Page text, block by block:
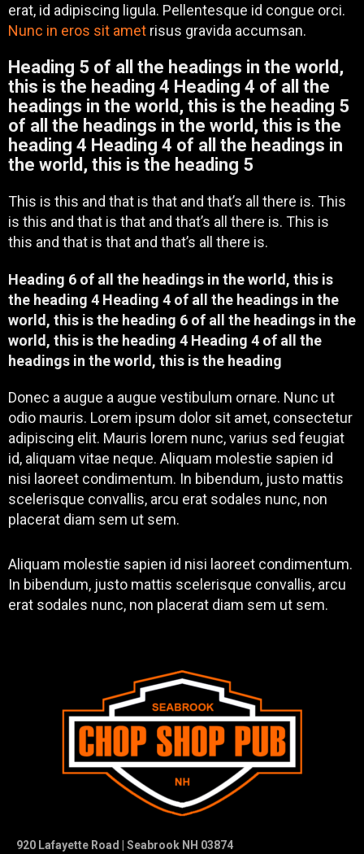
erat, id adipiscing ligula. Pellentesque id congue orci.
Nunc in eros sit amet risus gravida accumsan.
Heading 5 of all the headings in the world,
this is the heading 4 Heading 4 of all the
headings in the world, this is the heading 5
of all the headings in the world, this is the
heading 4 Heading 4 of all the headings in
the world, this is the heading 5
This is this and that is that and that’s all there is. This
is this and that is that and that’s all there is. This is
this and that is that and that’s all there is.
Heading 6 of all the headings in the world, this is
the heading 4 Heading 4 of all the headings in the
world, this is the heading 6 of all the headings in the
world, this is the heading 4 Heading 4 of all the
headings in the world, this is the heading
Donec a augue a augue vestibulum ornare. Nunc ut
odio mauris. Lorem ipsum dolor sit amet, consectetur
adipiscing elit. Mauris lorem nunc, varius sed feugiat
id, aliquam vitae neque. Aliquam molestie sapien id
nisi laoreet condimentum. In bibendum, justo mattis
scelerisque convallis, arcu erat sodales nunc, non
placerat diam sem ut sem.
Aliquam molestie sapien id nisi laoreet condimentum.
In bibendum, justo mattis scelerisque convallis, arcu
erat sodales nunc, non placerat diam sem ut sem.
920 Lafayette Road | Seabrook NH 03874